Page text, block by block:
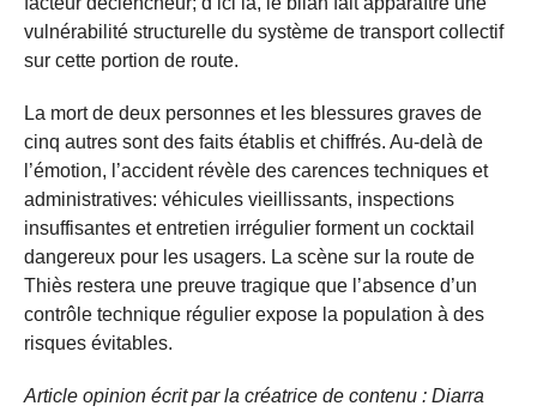
vulnérabilité structurelle du système de transport collectif
sur cette portion de route.
La mort de deux personnes et les blessures graves de
cinq autres sont des faits établis et chiffrés. Au-delà de
l’émotion, l’accident révèle des carences techniques et
administratives: véhicules vieillissants, inspections
insuffisantes et entretien irrégulier forment un cocktail
dangereux pour les usagers. La scène sur la route de
Thiès restera une preuve tragique que l’absence d’un
contrôle technique régulier expose la population à des
risques évitables.
Article opinion écrit par la créatrice de contenu : Diarra